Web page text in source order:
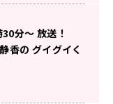
分～ 放送！
香の グイグイく